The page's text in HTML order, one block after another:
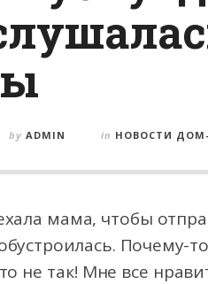
by ADMIN in НОВОСТИ
мама, чтобы
Почему-
не так! Мне все